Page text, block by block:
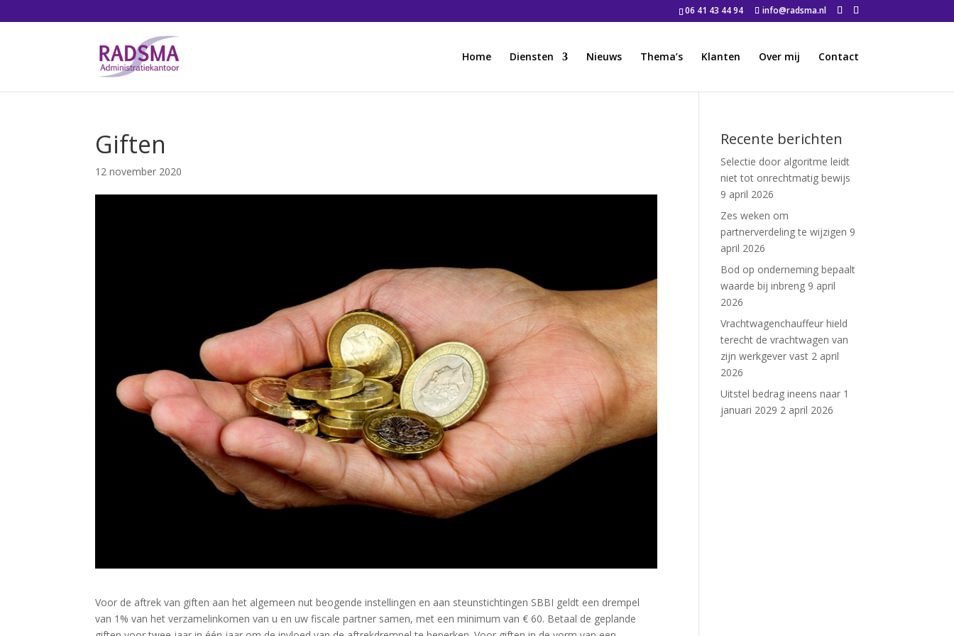
06 41 43 44 94 info@radsma.nl
Home Diensten Nieuws Thema’s Klanten Over mij Contact
Giften
12 november 2020
Voor de aftrek van giften aan het algemeen nut beogende instellingen en aan steunstichtingen SBBI geldt een drempel
van 1% van het verzamelinkomen van u en uw fiscale partner samen, met een minimum van € 60. Betaal de geplande
Recente berichten
Selectie door algoritme leidt
niet tot onrechtmatig bewijs
9 april 2026
Zes weken om
partnerverdeling te wijzigen 9
april 2026
Bod op onderneming bepaalt
waarde bij inbreng 9 april
2026
Vrachtwagenchauffeur hield
terecht de vrachtwagen van
zijn werkgever vast 2 april
2026
Uitstel bedrag ineens naar 1
januari 2029 2 april 2026